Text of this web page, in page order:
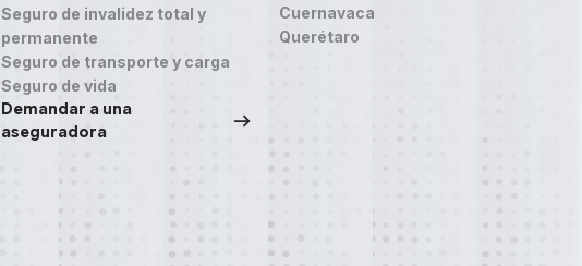
Seguro de invalidez total y
permanente
Seguro de transporte y carga
Seguro de vida
Demandar a una
aseguradora
Cuernavaca
Querétaro